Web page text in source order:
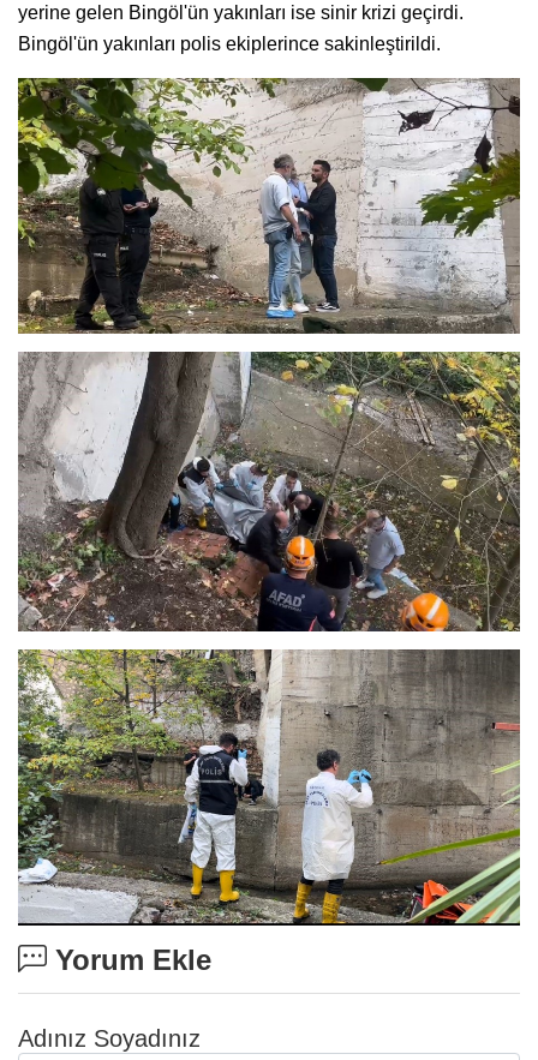
yerine gelen Bingöl'ün yakınları ise sinir krizi geçirdi.
Bingöl'ün yakınları polis ekiplerince sakinleştirildi.
Yorum Ekle
Adınız Soyadınız